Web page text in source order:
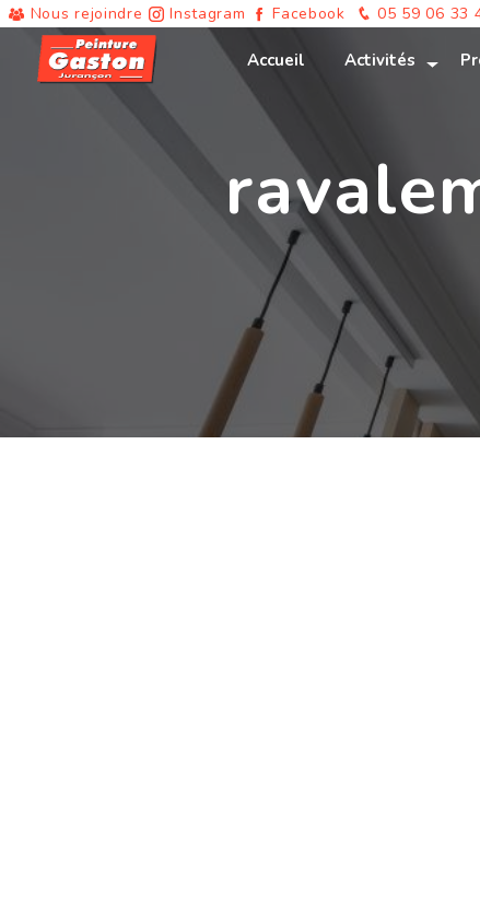
Nous rejoindre Instagram Facebook 05 59 06 33
Accueil Activités
Panneau de gestion des cookies